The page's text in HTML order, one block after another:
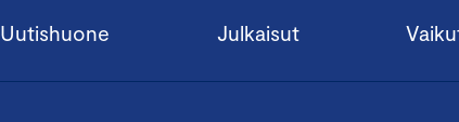
Uutishuone Julkaisut